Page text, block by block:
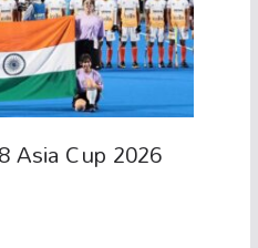
Asia Cup 2026